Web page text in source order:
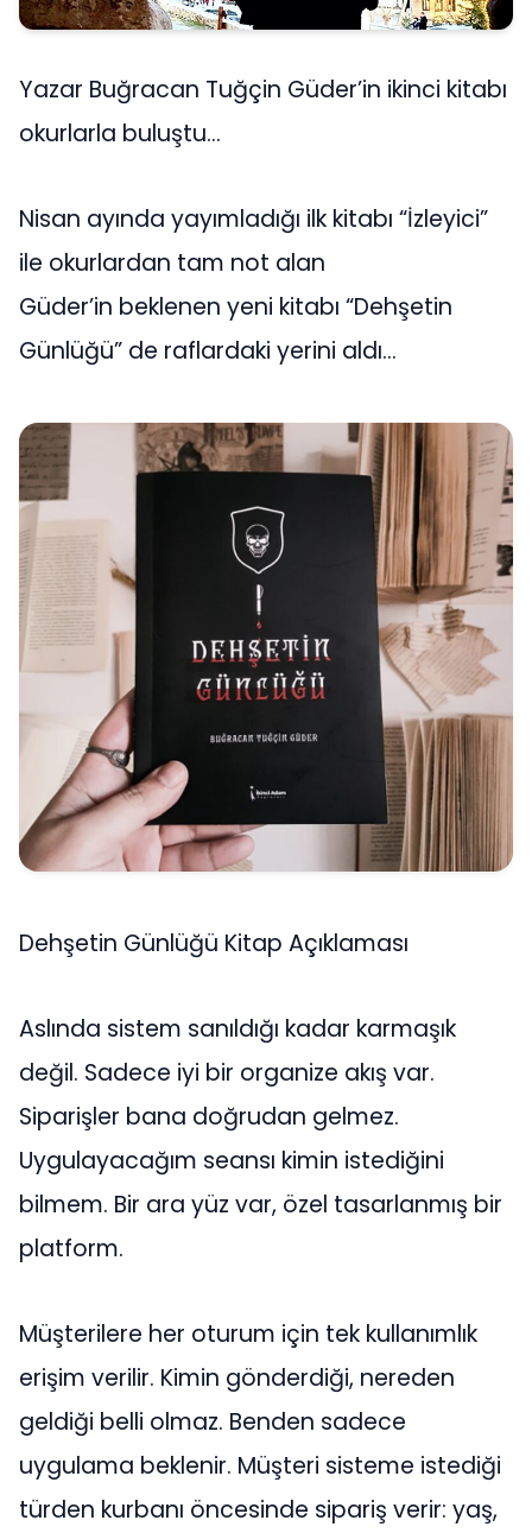
Yazar Buğracan Tuğçin Güder’in ikinci kitabı
okurlarla buluştu…
Nisan ayında yayımladığı ilk kitabı “İzleyici”
ile okurlardan tam not alan
Güder’in beklenen yeni kitabı “Dehşetin
Günlüğü” de raflardaki yerini aldı…
Dehşetin Günlüğü Kitap Açıklaması
Aslında sistem sanıldığı kadar karmaşık
değil. Sadece iyi bir organize akış var.
Siparişler bana doğrudan gelmez.
Uygulayacağım seansı kimin istediğini
bilmem. Bir ara yüz var, özel tasarlanmış bir
platform.
Müşterilere her oturum için tek kullanımlık
erişim verilir. Kimin gönderdiği, nereden
geldiği belli olmaz. Benden sadece
uygulama beklenir. Müşteri sisteme istediği
türden kurbanı öncesinde sipariş verir: yaş,